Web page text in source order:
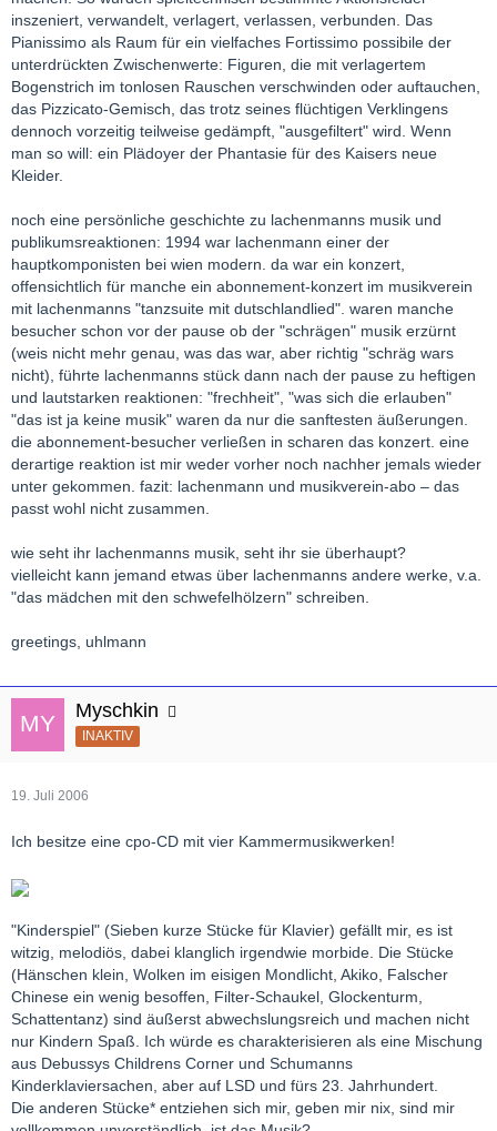
inszeniert, verwandelt, verlagert, verlassen, verbunden. Das
Pianissimo als Raum für ein vielfaches Fortissimo possibile der
unterdrückten Zwischenwerte: Figuren, die mit verlagertem
Bogenstrich im tonlosen Rauschen verschwinden oder auftauchen,
das Pizzicato-Gemisch, das trotz seines flüchtigen Verklingens
dennoch vorzeitig teilweise gedämpft, "ausgefiltert" wird. Wenn
man so will: ein Plädoyer der Phantasie für des Kaisers neue
Kleider.
noch eine persönliche geschichte zu lachenmanns musik und
publikumsreaktionen: 1994 war lachenmann einer der
hauptkomponisten bei wien modern. da war ein konzert,
offensichtlich für manche ein abonnement-konzert im musikverein
mit lachenmanns "tanzsuite mit dutschlandlied". waren manche
besucher schon vor der pause ob der "schrägen" musik erzürnt
(weis nicht mehr genau, was das war, aber richtig "schräg wars
nicht), führte lachenmanns stück dann nach der pause zu heftigen
und lautstarken reaktionen: "frechheit", "was sich die erlauben"
"das ist ja keine musik" waren da nur die sanftesten äußerungen.
die abonnement-besucher verließen in scharen das konzert. eine
derartige reaktion ist mir weder vorher noch nachher jemals wieder
unter gekommen. fazit: lachenmann und musikverein-abo – das
passt wohl nicht zusammen.
wie seht ihr lachenmanns musik, seht ihr sie überhaupt?
vielleicht kann jemand etwas über lachenmanns andere werke, v.a.
"das mädchen mit den schwefelhölzern" schreiben.
greetings, uhlmann
Myschkin
INAKTIV
19. Juli 2006
Ich besitze eine cpo-CD mit vier Kammermusikwerken!
"Kinderspiel" (Sieben kurze Stücke für Klavier) gefällt mir, es ist
witzig, melodiös, dabei klanglich irgendwie morbide. Die Stücke
(Hänschen klein, Wolken im eisigen Mondlicht, Akiko, Falscher
Chinese ein wenig besoffen, Filter-Schaukel, Glockenturm,
Schattentanz) sind äußerst abwechslungsreich und machen nicht
nur Kindern Spaß. Ich würde es charakterisieren als eine Mischung
aus Debussys Childrens Corner und Schumanns
Kinderklaviersachen, aber auf LSD und fürs 23. Jahrhundert.
Die anderen Stücke* entziehen sich mir, geben mir nix, sind mir